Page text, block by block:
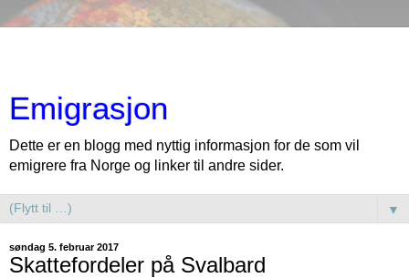
Emigrasjon
Dette er en blogg med nyttig informasjon for de som vil
emigrere fra Norge og linker til andre sider.
▼
søndag 5. februar 2017
Skattefordeler på Svalbard